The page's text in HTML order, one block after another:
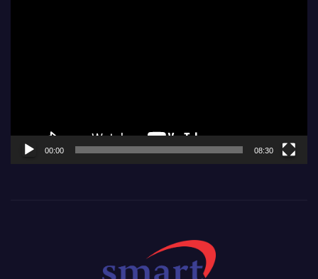
00:00 08:30